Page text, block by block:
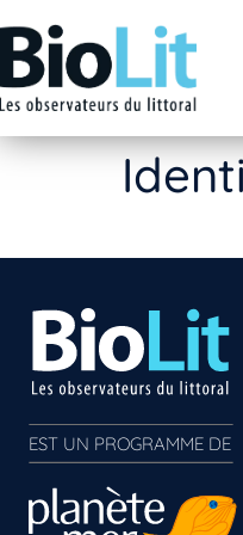
EST UN PROGRAMME DE